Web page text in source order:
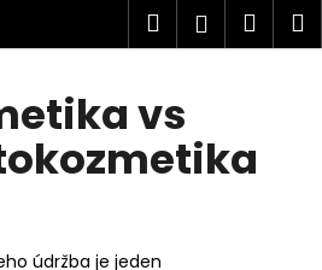
Hľadať
vs
údržba je jeden